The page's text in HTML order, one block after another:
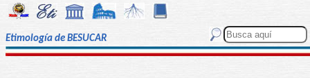
Etimología de BESUCAR